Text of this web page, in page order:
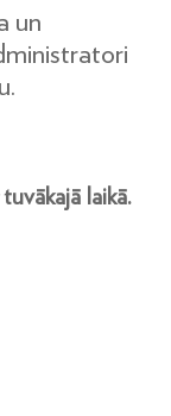
un
laikā.